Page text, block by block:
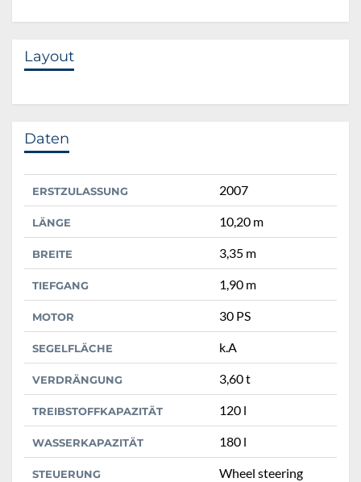
Layout
Daten
ERSTZULASSUNG 2007
LÄNGE 10,20 m
BREITE 3,35 m
TIEFGANG 1,90 m
MOTOR 30 PS
SEGELFLÄCHE k.A
VERDRÄNGUNG 3,60 t
TREIBSTOFFKAPAZITÄT 120 l
WASSERKAPAZITÄT 180 l
STEUERUNG Wheel steering